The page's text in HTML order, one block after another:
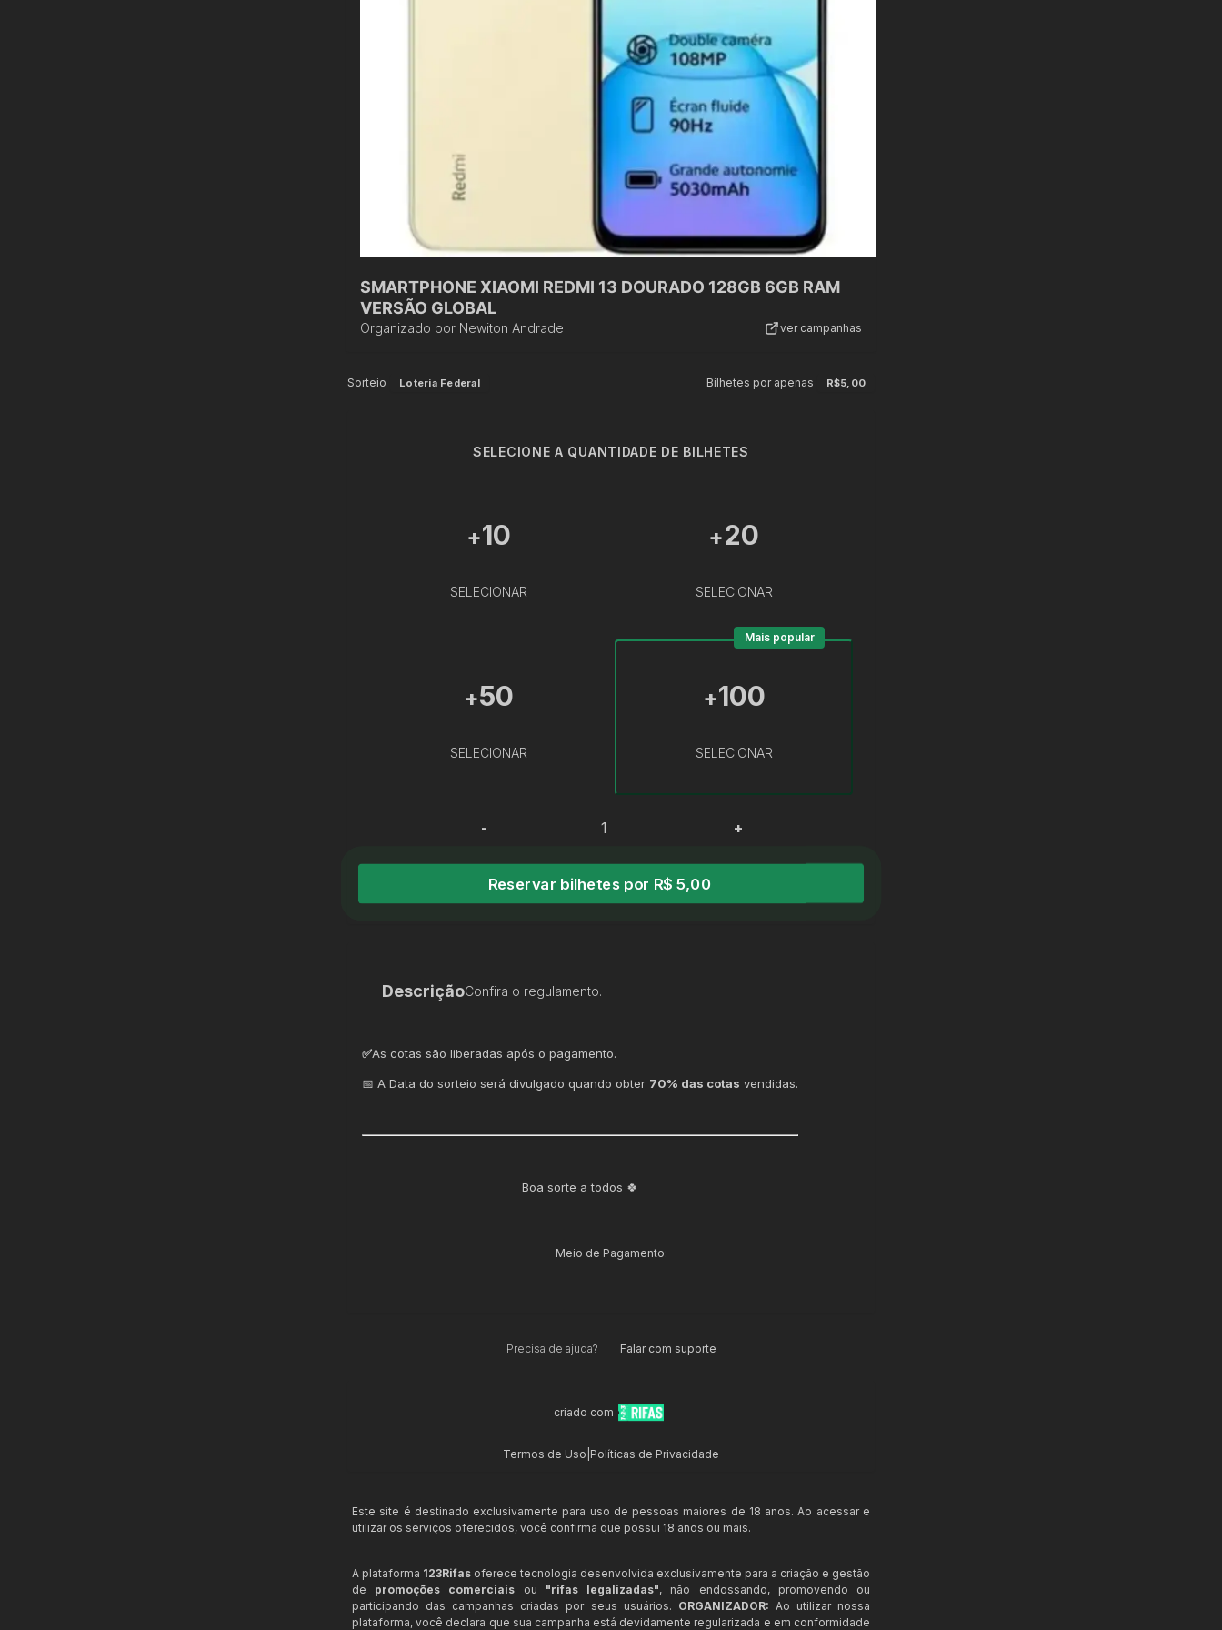
SMARTPHONE XIAOMI REDMI 13 DOURADO 128GB 6GB RAM
VERSÃO GLOBAL
Organizado por Newiton Andrade ver campanhas
Sorteio Loteria Federal Bilhetes por apenas R$5,00
SELECIONE A QUANTIDADE DE BILHETES
+10
SELECIONAR
+20
SELECIONAR
+50
SELECIONAR
+100
SELECIONAR
Mais popular
- +
Reservar bilhetes por R$ 5,00
DescriçãoConfira o regulamento.
✅As cotas são liberadas após o pagamento.
📅 A Data do sorteio será divulgado quando obter 70% das cotas vendidas.
Boa sorte a todos 🍀
Meio de Pagamento:
Precisa de ajuda? Falar com suporte
criado com
Termos de Uso Políticas de Privacidade
Este site é destinado exclusivamente para uso de pessoas maiores de 18 anos. Ao acessar e
utilizar os serviços oferecidos, você confirma que possui 18 anos ou mais.
A plataforma 123Rifas oferece tecnologia desenvolvida exclusivamente para a criação e gestão
de promoções comerciais ou "rifas legalizadas", não endossando, promovendo ou
participando das campanhas criadas por seus usuários. ORGANIZADOR: Ao utilizar nossa
plataforma, você declara que sua campanha está devidamente regularizada e em conformidade